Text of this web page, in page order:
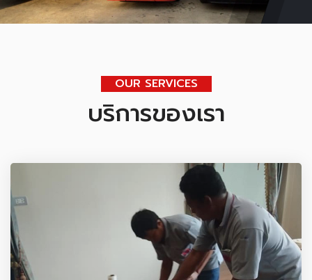
OUR SERVICES
บริการของเรา